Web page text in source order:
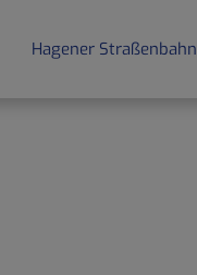
Hagener Straßenbahn